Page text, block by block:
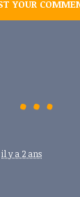
il y a 2 ans